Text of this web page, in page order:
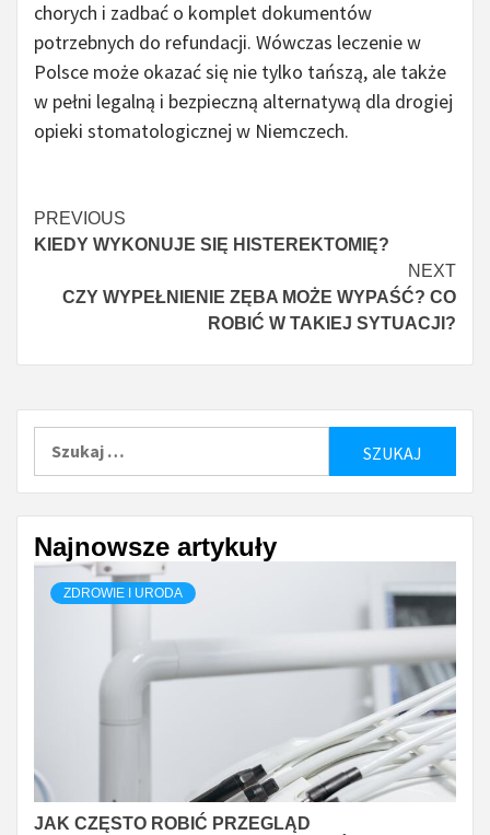
chorych i zadbać o komplet dokumentów
potrzebnych do refundacji. Wówczas leczenie w
Polsce może okazać się nie tylko tańszą, ale także
w pełni legalną i bezpieczną alternatywą dla drogiej
opieki stomatologicznej w Niemczech.
Continue
Reading
PREVIOUS
KIEDY WYKONUJE SIĘ HISTEREKTOMIĘ?
NEXT
CZY WYPEŁNIENIE ZĘBA MOŻE WYPAŚĆ? CO
ROBIĆ W TAKIEJ SYTUACJI?
Najnowsze artykuły
ZDROWIE I URODA
JAK CZĘSTO ROBIĆ PRZEGLĄD